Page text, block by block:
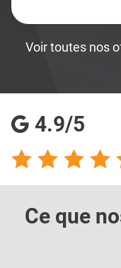
Voir toutes nos
4.9/5
Ce que